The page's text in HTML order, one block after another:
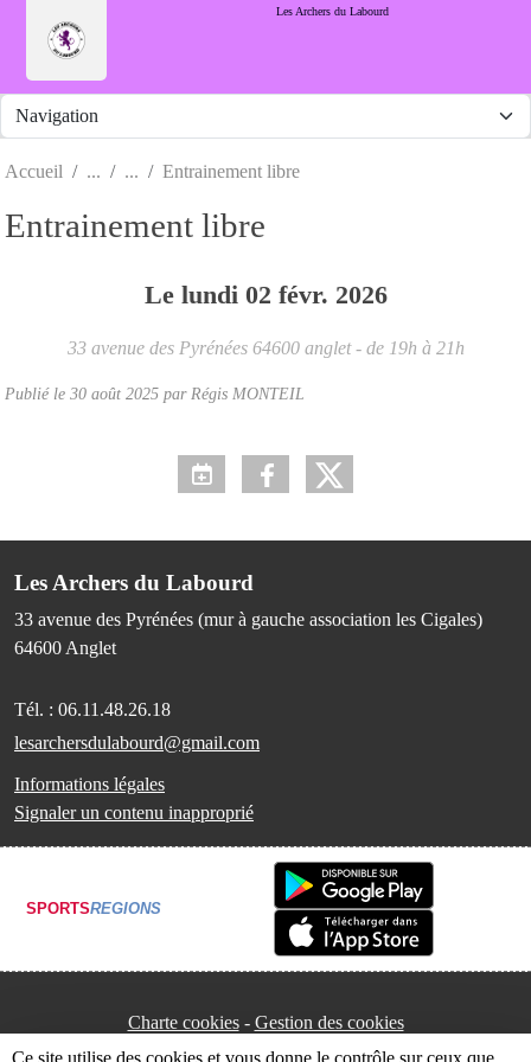
Les Archers du Labourd
Accueil Entrainement libre
Entrainement libre
Le lundi 02 févr. 2026
33 avenue des Pyrénées 64600 anglet - de 19h à 21h
Publié le 30 août 2025 par Régis MONTEIL
Les Archers du Labourd
33 avenue des Pyrénées (mur à gauche association les Cigales)
64600 Anglet
Tél. : 06.11.48.26.18
lesarchersdulabourd@gmail.com
Informations légales
Signaler un contenu inapproprié
SPORTSREGIONS
Charte cookies Gestion des cookies
Ce site utilise des cookies et vous donne le contrôle sur ceux que